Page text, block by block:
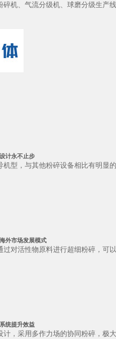
机、气流分级机、球磨分级生产
计永不止步
型，与其他粉碎设备相比有明
外市场发展模式
对活性物原料进行超细粉碎，
统提升效益
，采用多作力场的协同粉碎，极